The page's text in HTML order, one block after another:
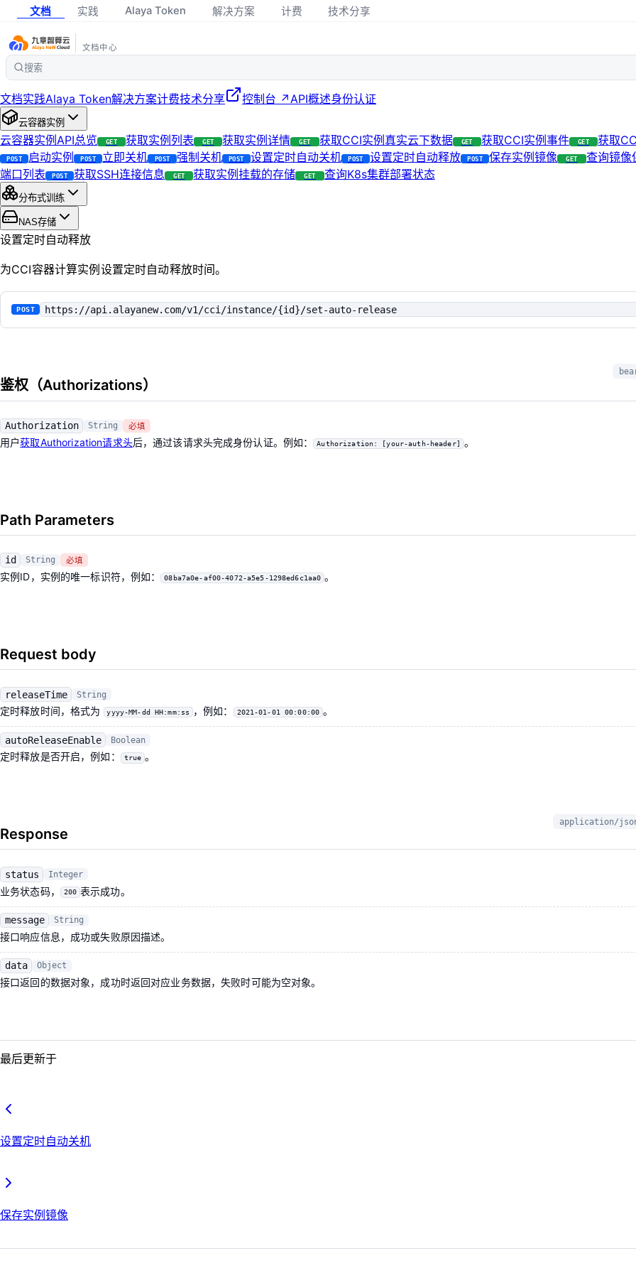
文档 实践 Alaya Token 解决方案 计费 技术分享
文档中心
搜索
文档实践Alaya Token解决方案计费技术分享 控制台 ↗ API概述身份认证
云容器实例
云容器实例API总览 GET 获取实例列表 GET 获取实例详情 GET 获取CCI实例真实云下数据 GET 获取CCI实例事件 GET 获取
POST 启动实例 POST 立即关机 POST 强制关机 POST 设置定时自动关机 POST 设置定时自动释放 POST 保存实例镜像 GET
查询镜像
端口列表
POST 获取SSH连接信息 GET 获取实例挂载的存储 GET 查询K8s集群部署状态
分布式训练
NAS存储
设置定时自动释放
为CCI容器计算实例设置定时自动释放时间。
POST https://api.alayanew.com/v1/cci/instance/{id}/set-auto-release
鉴权（Authorizations）
Authorization String 必填
用户获取Authorization请求头后，通过该请求头完成身份认证。例如： Authorization: [your-auth-header] 。
Path Parameters
id String 必填
实例ID，实例的唯一标识符，例如： 08ba7a0e-af00-4072-a5e5-1298ed6c1aa0 。
Request body
releaseTime String
定时释放时间，格式为 yyyy-MM-dd HH:mm:ss ，例如： 2021-01-01 00:00:00 。
autoReleaseEnable Boolean
定时释放是否开启，例如： true 。
Response
application/
status Integer
业务状态码， 200 表示成功。
message String
接口响应信息，成功或失败原因描述。
data Object
接口返回的数据对象，成功时返回对应业务数据，失败时可能为空对象。
最后更新于
设置定时自动关机
保存实例镜像